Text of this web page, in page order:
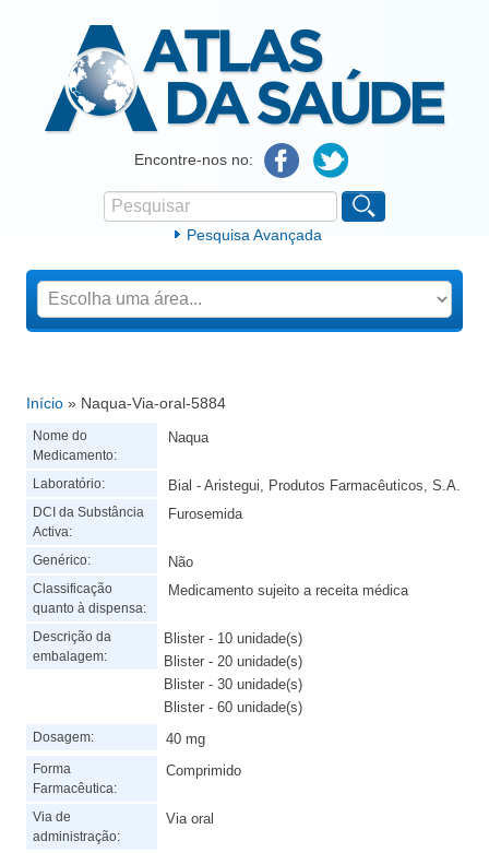
Atlas da SaúdeEncontre-nos no:
Formulário de procura
Pesquisar
Pesquisa Avançada
Está aqui
Início » Naqua-Via-oral-5884
Nome do
Medicamento:
Naqua
Laboratório: Bial - Aristegui, Produtos Farmacêuticos, S.A.
DCI da Substância
Activa:
Furosemida
Genérico: Não
Classificação
quanto à dispensa:
Medicamento sujeito a receita médica
Descrição da
embalagem:
Blister - 10 unidade(s)
Blister - 20 unidade(s)
Blister - 30 unidade(s)
Blister - 60 unidade(s)
Dosagem: 40 mg
Forma
Farmacêutica:
Comprimido
Via de
administração:
Via oral